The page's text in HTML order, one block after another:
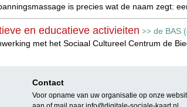
is precies wat de naam zegt:
en educatieve activieiten >> de BAS
met het Sociaal Cultureel Centrum de
centrum>>Cultureel centrum
dient als sociaal cultureel centrum ook bij aan
ontmoetingsplek voor jong en oud in het
Contact
Voor opname van uw organisatie op onze